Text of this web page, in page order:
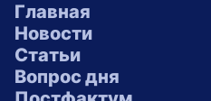
Главная
Новости
Статьи
Вопрос дня